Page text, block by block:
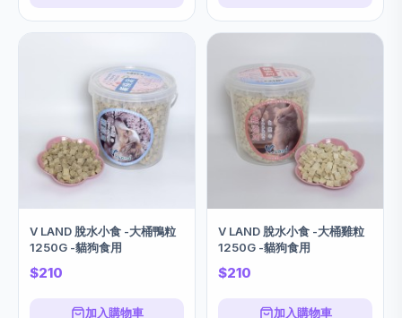
V LAND 脫水小食 -大桶鴨粒
1250G -貓狗食用
$210
加入購物車
V LAND 脫水小食 -大桶雞粒
1250G -貓狗食用
$210
加入購物車